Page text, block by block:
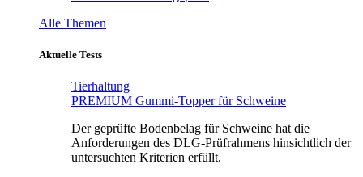
Alle Themen
Aktuelle Tests
Tierhaltung
PREMIUM Gummi-Topper für Schweine
Der geprüfte Bodenbelag für Schweine hat die
Anforderungen des DLG-Prüfrahmens hinsichtlich der
untersuchten Kriterien erfüllt.